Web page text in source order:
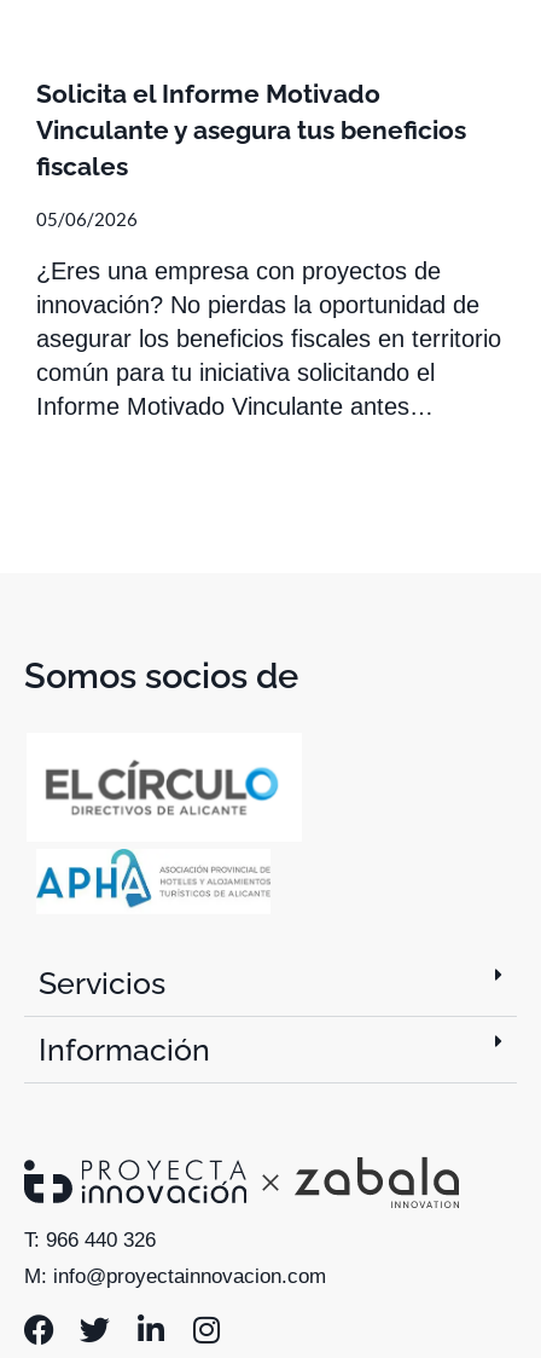
Solicita el Informe Motivado
Vinculante y asegura tus beneficios
fiscales
05/06/2026
¿Eres una empresa con proyectos de
innovación? No pierdas la oportunidad de
asegurar los beneficios fiscales en territorio
común para tu iniciativa solicitando el
Informe Motivado Vinculante antes…
Somos socios de
Servicios
Información
T: 966 440 326
M: info@proyectainnovacion.com